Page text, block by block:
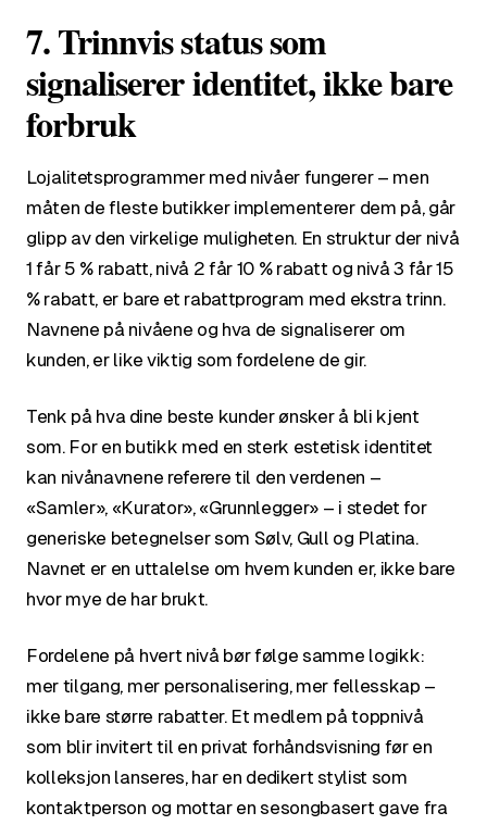
7. Trinnvis status som
signaliserer identitet, ikke bare
forbruk
Lojalitetsprogrammer med nivåer fungerer – men
måten de fleste butikker implementerer dem på, går
glipp av den virkelige muligheten. En struktur der nivå
1 får 5 % rabatt, nivå 2 får 10 % rabatt og nivå 3 får 15
% rabatt, er bare et rabattprogram med ekstra trinn.
Navnene på nivåene og hva de signaliserer om
kunden, er like viktig som fordelene de gir.
Tenk på hva dine beste kunder ønsker å bli kjent
som. For en butikk med en sterk estetisk identitet
kan nivånavnene referere til den verdenen –
«Samler», «Kurator», «Grunnlegger» – i stedet for
generiske betegnelser som Sølv, Gull og Platina.
Navnet er en uttalelse om hvem kunden er, ikke bare
hvor mye de har brukt.
Fordelene på hvert nivå bør følge samme logikk:
mer tilgang, mer personalisering, mer fellesskap –
ikke bare større rabatter. Et medlem på toppnivå
som blir invitert til en privat forhåndsvisning før en
kolleksjon lanseres, har en dedikert stylist som
kontaktperson og mottar en sesongbasert gave fra